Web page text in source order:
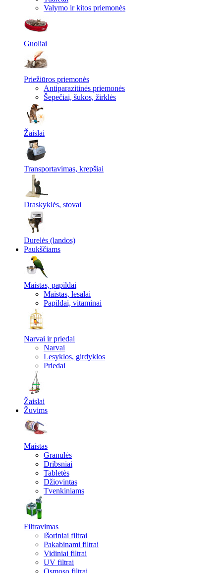
Valymo ir kitos priemonės
Guoliai
Priežiūros priemonės
Antiparazitinės priemonės
Šepečiai, šukos, žirklės
Žaislai
Transportavimas, krepšiai
Draskyklės, stovai
Durelės (landos)
Paukščiams
Maistas, papildai
Maistas, lesalai
Papildai, vitaminai
Narvai ir priedai
Narvai
Lesyklos, girdyklos
Priedai
Žaislai
Žuvims
Maistas
Granulės
Dribsniai
Tabletės
Džiovintas
Tvenkiniams
Filtravimas
Išoriniai filtrai
Pakabinami filtrai
Vidiniai filtrai
UV filtrai
Osmoso filtrai